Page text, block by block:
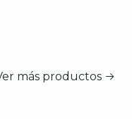
más productos